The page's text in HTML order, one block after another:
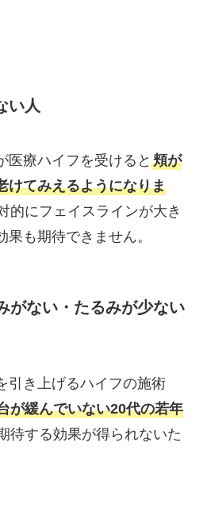
い人
医療ハイフを受けると 頬が
けてみえるようになりま
的にフェイスラインが大き
果も期待できません。
がない・たるみが少ない
引き上げるハイフの施術
が緩んでいない20代の若年
待する効果が得られないた